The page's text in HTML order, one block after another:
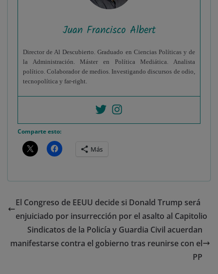
Juan Francisco Albert
Director de Al Descubierto. Graduado en Ciencias Políticas y de
la Administración. Máster en Política Mediática. Analista
político. Colaborador de medios. Investigando discursos de odio,
tecnopolítica y far-right.
Comparte esto:
Más
El Congreso de EEUU decide si Donald Trump será
enjuiciado por insurrección por el asalto al Capitolio
Sindicatos de la Policía y Guardia Civil acuerdan
manifestarse contra el gobierno tras reunirse con el
PP